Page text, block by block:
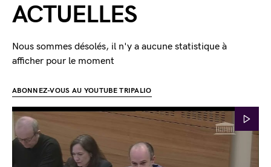
ACTUELLES
Nous sommes désolés, il n'y a aucune statistique à
afficher pour le moment
ABONNEZ-VOUS AU YOUTUBE TRIPALIO